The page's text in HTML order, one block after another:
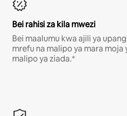
Bei rahisi za kila mwezi
Bei maalumu kwa ajili ya
mrefu na malipo ya mara moja
malipo ya ziada.*